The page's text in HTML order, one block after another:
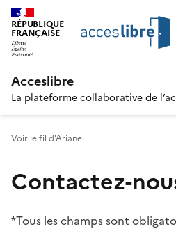
RÉPUBLIQUE
FRANÇAISE
Acceslibre
La plateforme collaborative de
Voir le fil d'Ariane
Contactez-
*Tous les champs sont